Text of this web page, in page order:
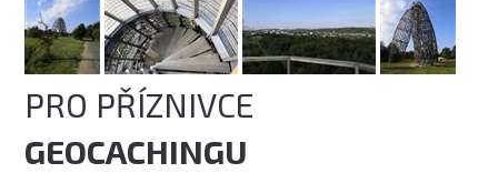
PRO PŘÍZNIVCE
GEOCACHINGU